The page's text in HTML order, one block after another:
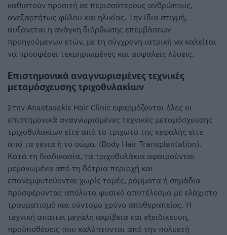
καθιστούν προσιτή σε περισσότερους ανθρώπους,
ανεξαρτήτως φύλου και ηλικίας. Την ίδια στιγμή,
αυξάνεται η ανάγκη διόρθωσης επεμβάσεων
προηγούμενων ετών, με τη σύγχρονη ιατρική να καλείται
να προσφέρει τεκμηριωμένες και ασφαλείς λύσεις.
Επιστημονικά αναγνωρισμένες τεχνικές
μεταμόσχευσης τριχοθυλακίων
Στην Anastasakis Hair Clinic εφαρμόζονται όλες οι
επιστημονικά αναγνωρισμένες τεχνικές μεταμόσχευσης
τριχοθυλακίων είτε από το τριχωτό της κεφαλής είτε
από τα γένια ή το σώμα. (Body Hair Transplantation).
Κατά τη διαδικασία, τα τριχοθυλάκια αφαιρούνται
μεμονωμένα από τη δότρια περιοχή και
επανεμφυτεύονται χωρίς τομές, ράμματα ή σημάδια
προσφέροντας απόλυτα φυσικό αποτέλεσμα με ελάχιστο
τραυματισμό και σύντομο χρόνο αποθεραπείας. Η
τεχνική απαιτεί μεγάλη ακρίβεια και εξειδίκευση,
προϋποθέσεις που καλύπτονται από την πολυετή